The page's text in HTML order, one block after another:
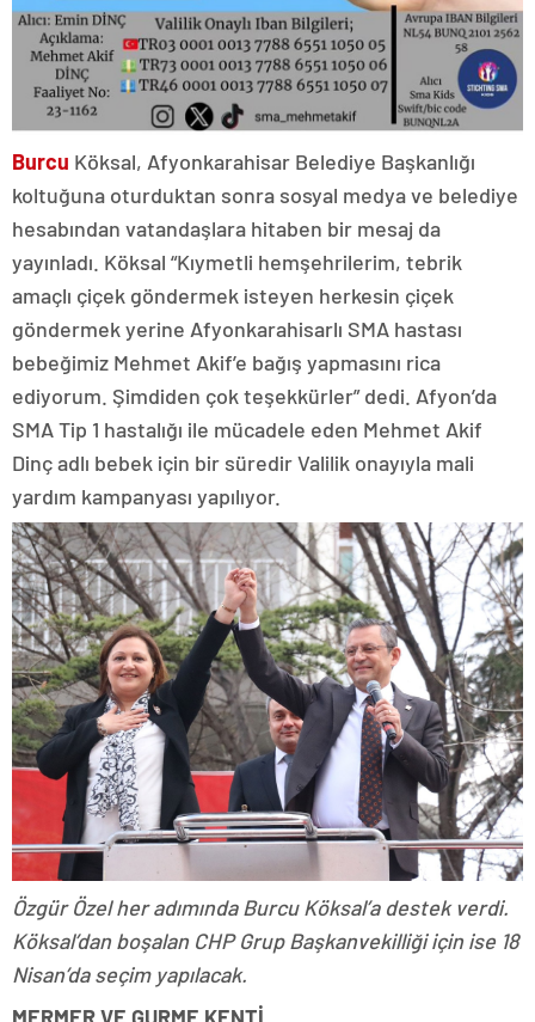
Burcu Köksal, Afyonkarahisar Belediye Başkanlığı
koltuğuna oturduktan sonra sosyal medya ve belediye
hesabından vatandaşlara hitaben bir mesaj da
yayınladı. Köksal “Kıymetli hemşehrilerim, tebrik
amaçlı çiçek göndermek isteyen herkesin çiçek
göndermek yerine Afyonkarahisarlı SMA hastası
bebeğimiz Mehmet Akif’e bağış yapmasını rica
ediyorum. Şimdiden çok teşekkürler” dedi. Afyon’da
SMA Tip 1 hastalığı ile mücadele eden Mehmet Akif
Dinç adlı bebek için bir süredir Valilik onayıyla mali
yardım kampanyası yapılıyor.
Özgür Özel her adımında Burcu Köksal’a destek verdi.
Köksal’dan boşalan CHP Grup Başkanvekilliği için ise 18
Nisan’da seçim yapılacak.